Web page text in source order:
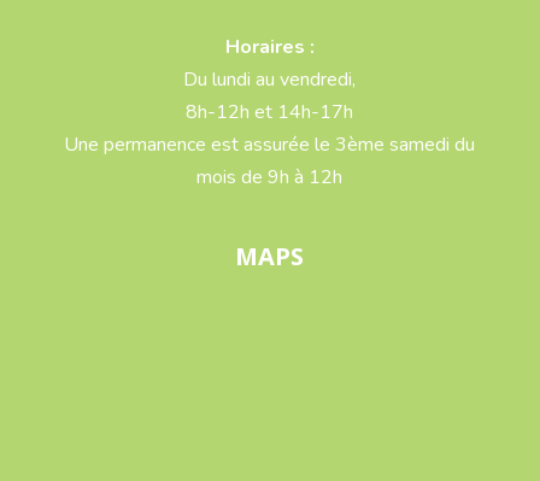
Horaires :
Du lundi au vendredi,
8h-12h et 14h-17h
Une permanence est assurée le 3ème samedi du
mois de 9h à 12h
MAPS